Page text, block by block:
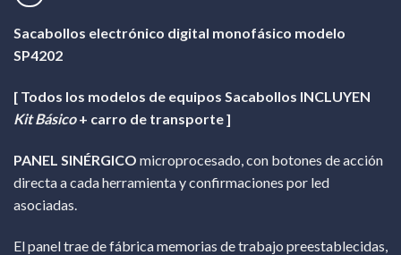
Sacabollos electrónico digital monofásico modelo
SP4202
[ Todos los modelos de equipos Sacabollos INCLUYEN
Kit Básico+ carro de transporte ]
PANEL SINÉRGICO microprocesado, con botones de acción
directa a cada herramienta y confirmaciones por led
asociadas.
El panel trae de fábrica memorias de trabajo preestablecidas,